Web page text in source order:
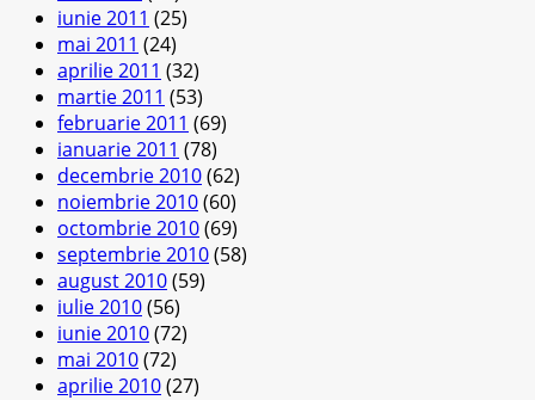
iunie 2011 (25)
mai 2011 (24)
aprilie 2011 (32)
martie 2011 (53)
februarie 2011 (69)
ianuarie 2011 (78)
decembrie 2010(62)
noiembrie 2010(60)
octombrie 2010(69)
septembrie 2010(58)
august 2010(59)
iulie 2010(56)
iunie 2010(72)
mai 2010(72)
aprilie 2010(27)